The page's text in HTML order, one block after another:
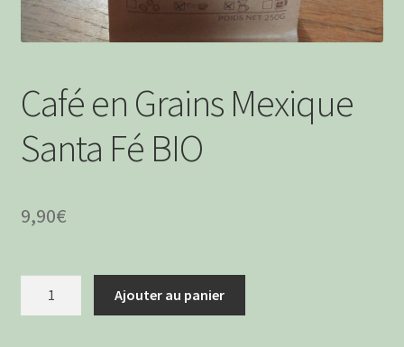
Café en Grains Mexique
Santa Fé BIO
9,90€
Ajouter au panier